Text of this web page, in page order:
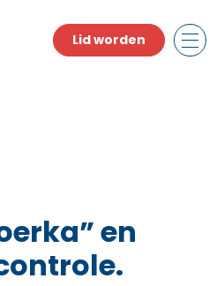
Lid worden
en